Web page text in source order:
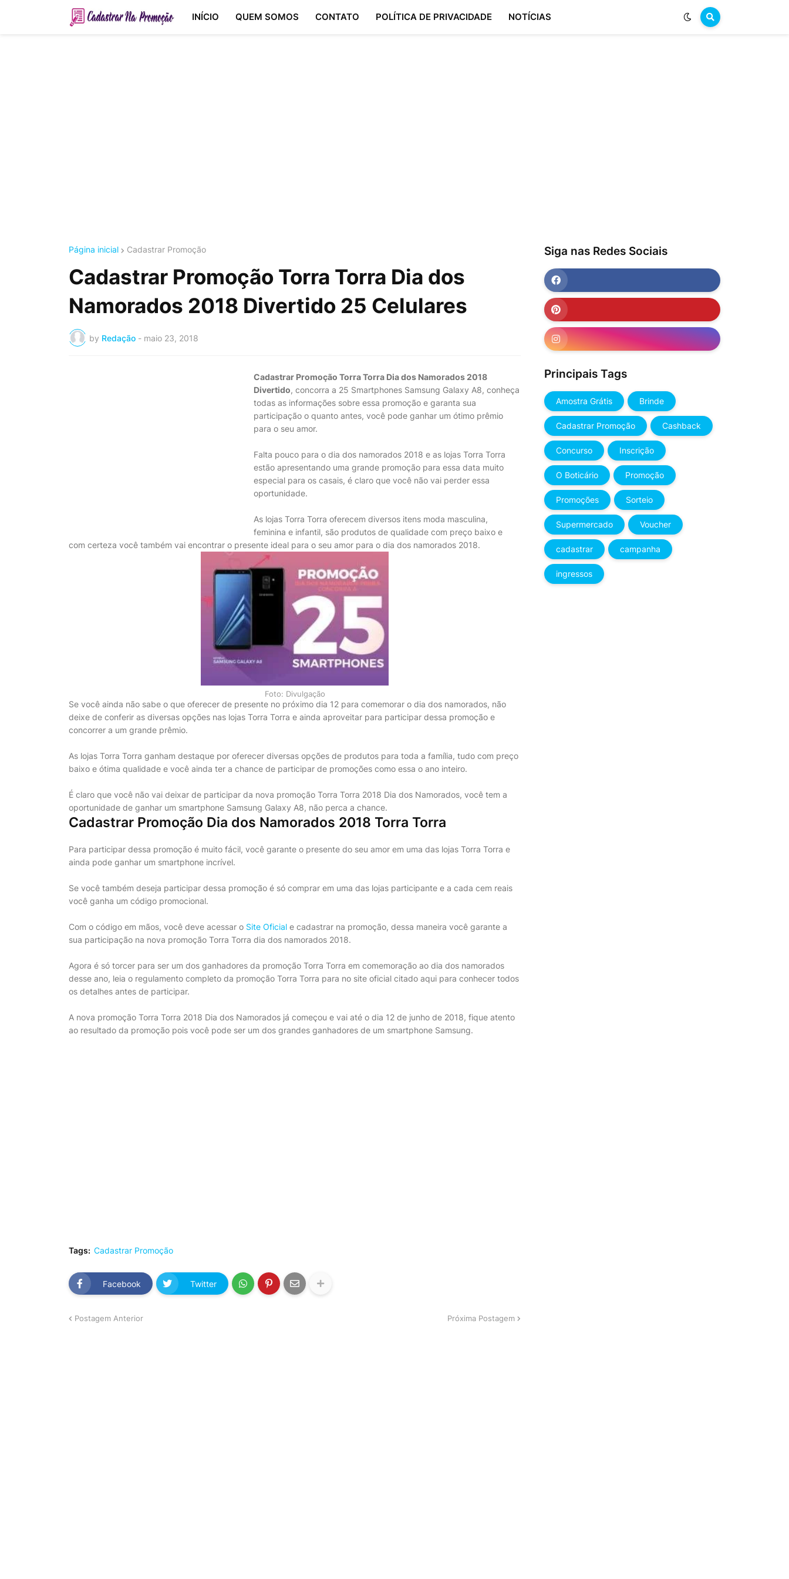
INÍCIO QUEM SOMOS CONTATO POLÍTICA DE PRIVACIDADE NOTÍCIAS
Página inicial Cadastrar Promoção
Cadastrar Promoção Torra Torra Dia dos
Namorados 2018 Divertido 25 Celulares
by Redação - maio 23, 2018
Cadastrar Promoção Torra Torra Dia dos Namorados 2018
Divertido, concorra a 25 Smartphones Samsung Galaxy A8, conheça
todas as informações sobre essa promoção e garanta sua
participação o quanto antes, você pode ganhar um ótimo prêmio
para o seu amor.
Falta pouco para o dia dos namorados 2018 e as lojas Torra Torra
estão apresentando uma grande promoção para essa data muito
especial para os casais, é claro que você não vai perder essa
oportunidade.
As lojas Torra Torra oferecem diversos itens moda masculina,
feminina e infantil, são produtos de qualidade com preço baixo e
com certeza você também vai encontrar o presente ideal para o seu amor para o dia dos namorados 2018.
Foto: Divulgação
Se você ainda não sabe o que oferecer de presente no próximo dia 12 para comemorar o dia dos namorados, não
deixe de conferir as diversas opções nas lojas Torra Torra e ainda aproveitar para participar dessa promoção e
concorrer a um grande prêmio.
As lojas Torra Torra ganham destaque por oferecer diversas opções de produtos para toda a família, tudo com preço
baixo e ótima qualidade e você ainda ter a chance de participar de promoções como essa o ano inteiro.
É claro que você não vai deixar de participar da nova promoção Torra Torra 2018 Dia dos Namorados, você tem a
oportunidade de ganhar um smartphone Samsung Galaxy A8, não perca a chance.
Cadastrar Promoção Dia dos Namorados 2018 Torra Torra
Para participar dessa promoção é muito fácil, você garante o presente do seu amor em uma das lojas Torra Torra e
ainda pode ganhar um smartphone incrível.
Se você também deseja participar dessa promoção é só comprar em uma das lojas participante e a cada cem reais
você ganha um código promocional.
Com o código em mãos, você deve acessar o Site Oficial e cadastrar na promoção, dessa maneira você garante a
sua participação na nova promoção Torra Torra dia dos namorados 2018.
Agora é só torcer para ser um dos ganhadores da promoção Torra Torra em comemoração ao dia dos namorados
desse ano, leia o regulamento completo da promoção Torra Torra para no site oficial citado aqui para conhecer todos
os detalhes antes de participar.
A nova promoção Torra Torra 2018 Dia dos Namorados já começou e vai até o dia 12 de junho de 2018, fique atento
ao resultado da promoção pois você pode ser um dos grandes ganhadores de um smartphone Samsung.
Tags: Cadastrar Promoção
Facebook Twitter
Postagem Anterior Próxima Postagem
Siga nas Redes Sociais
Principais Tags
Amostra Grátis Brinde
Cadastrar Promoção Cashback
Concurso Inscrição
O Boticário Promoção
Promoções Sorteio
Supermercado Voucher
cadastrar campanha
ingressos